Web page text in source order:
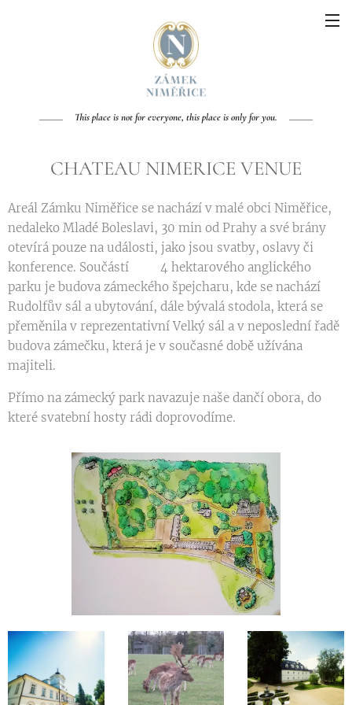
This place is not for everyone, this place is only for you.
CHATEAU NIMERICE VENUE
Areál Zámku Niměřice se nachází v malé obci Niměřice,
nedaleko Mladé Boleslavi, 30 min od Prahy a své brány
otevírá pouze na události, jako jsou svatby, oslavy či
konference. Součástí 4 hektarového anglického
parku je budova zámeckého špejcharu, kde se nachází
Rudolfův sál a ubytování, dále bývalá stodola, která se
přeměnila v reprezentativní Velký sál a v neposlední řadě
budova zámečku, která je v současné době užívána
majiteli.
Přímo na zámecký park navazuje naše dančí obora, do
které svatební hosty rádi doprovodíme.